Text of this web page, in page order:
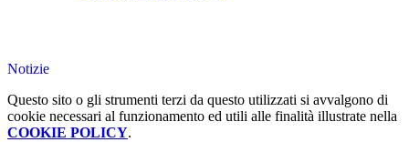
Notizie
Questo sito o gli strumenti terzi da questo utilizzati si avvalgono di
cookie necessari al funzionamento ed utili alle finalità illustrate nella
COOKIE POLICY.